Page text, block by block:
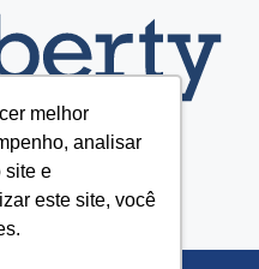
melhor
analisar
site e
este site, você